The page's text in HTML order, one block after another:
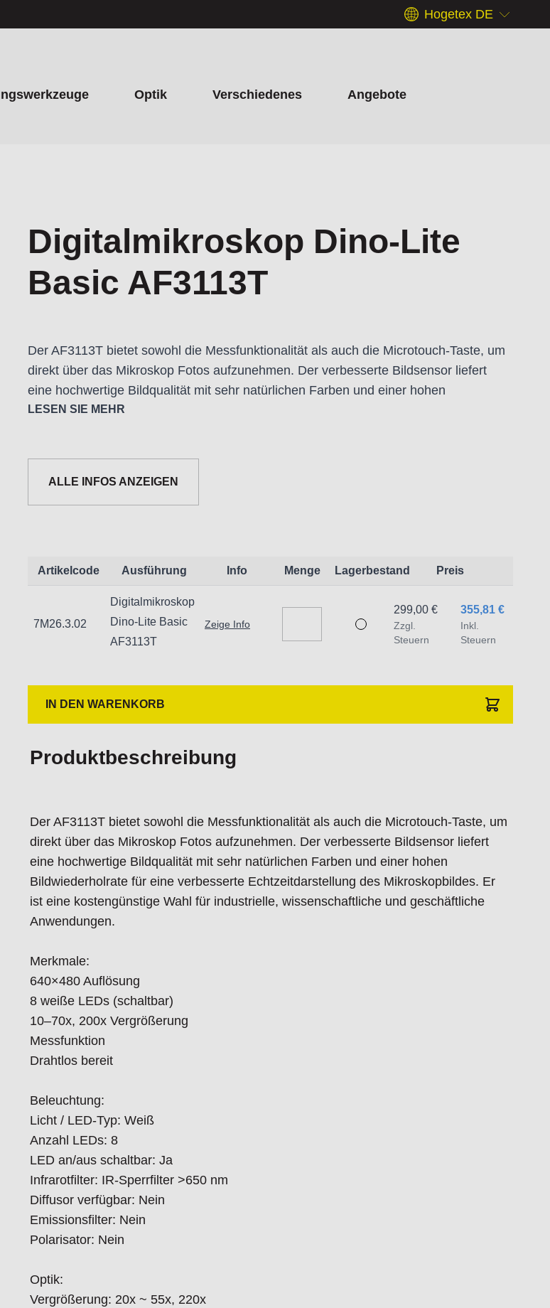
Hogetex DE
Optik Verschiedenes Angebote
Digitalmikroskop Dino-Lite
Basic AF3113T
Der AF3113T bietet sowohl die Messfunktionalität als auch die Microtouch-Taste, um
direkt über das Mikroskop Fotos aufzunehmen. Der verbesserte Bildsensor liefert
eine hochwertige Bildqualität mit sehr natürlichen Farben und einer hohen
Bildwiederholrate für eine verbesserte Echtzeitdarstellung des Mikroskopbildes. Er ist
Merkmale:
640×480 Auflösung
Messfunktion
Beleuchtung:
Licht / LED-Typ: Weiß
LED an/aus schaltbar: Ja
Infrarotfilter: IR-Sperrfilter >650 nm
Emissionsfilter: Nein
Polarisator: Nein
Vergrößerung: 20x ~ 55x, 220x
Makro-Zoom: Nein
Arbeitsabstand: Standard
Linsentyp: Glas mit Antireflexbeschichtung
Sensor:
Auflösung: VGA (640×480)
Maximale Bildrate: 30 fps
Kompatibilität:
Schnittstelle: USB 2.0
Betriebssysteme: Windows 7, 8, 10 & 11, MacOS 10.9 und höher
Software:
DinoCapture 2.0 (Windows), DinoXcope (MacOS)
Unterstützte Bildformate (Windows): BMP, GIF, PNG, JPG, TIF, RAS, PNM, TGA,
PCX, MNG, WBMP, JP2, JPC, PGX
Unterstützte Videoformate (Windows): WMV, FLV, SWF
Unterstützte Bildformate (MacOS): JPEG, PNG
Unterstützte Videoformate (MacOS): MOV
Bildstandards: DirectShow, UVC
WLAN: Wireless-ready, benötigt den optionalen WF-20-Adapter
LESEN SIE MEHR
ALLE INFOS ANZEIGEN
Artikelcode Ausführung Info Menge Lagerbestand Preis
7M26.3.02
Digitalmikroskop
Dino-Lite Basic
AF3113T
Zeige Info
355,81 €
Inkl.
Steuern
299,00 €
Zzgl.
Steuern
IN DEN WARENKORB
Produktbeschreibung
Der AF3113T bietet sowohl die Messfunktionalität als auch die Microtouch-Taste, um
direkt über das Mikroskop Fotos aufzunehmen. Der verbesserte Bildsensor liefert
eine hochwertige Bildqualität mit sehr natürlichen Farben und einer hohen
Bildwiederholrate für eine verbesserte Echtzeitdarstellung des Mikroskopbildes. Er
ist eine kostengünstige Wahl für industrielle, wissenschaftliche und geschäftliche
Anwendungen.
Merkmale:
640×480 Auflösung
8 weiße LEDs (schaltbar)
10–70x, 200x Vergrößerung
Messfunktion
Drahtlos bereit
Beleuchtung:
Licht / LED-Typ: Weiß
Anzahl LEDs: 8
LED an/aus schaltbar: Ja
Infrarotfilter: IR-Sperrfilter >650 nm
Diffusor verfügbar: Nein
Emissionsfilter: Nein
Polarisator: Nein
Optik:
Vergrößerung: 20x ~ 55x, 220x